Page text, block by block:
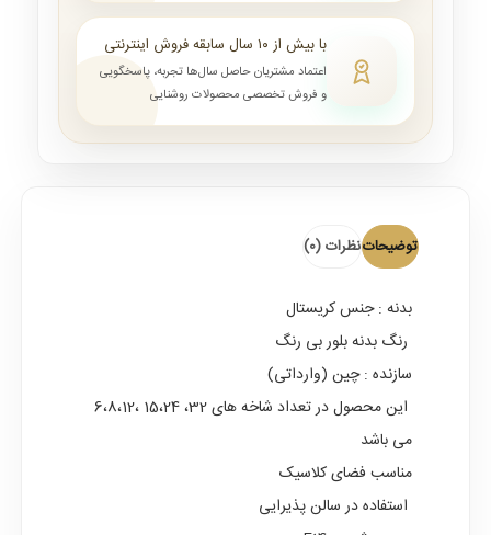
با بیش از ۱۰ سال سابقه فروش اینترنتی
اعتماد مشتریان حاصل سال‌ها تجربه، پاسخگویی
و فروش تخصصی محصولات روشنایی
توضیحاتنظرات (0)
بدنه : جنس کریستال
رنگ بدنه بلور بی رنگ
سازنده : چین (وارداتی)
این محصول در تعداد شاخه های 32، 15،24 ،6،8،12
می باشد
مناسب فضای کلاسیک
استفاده در سالن پذیرایی